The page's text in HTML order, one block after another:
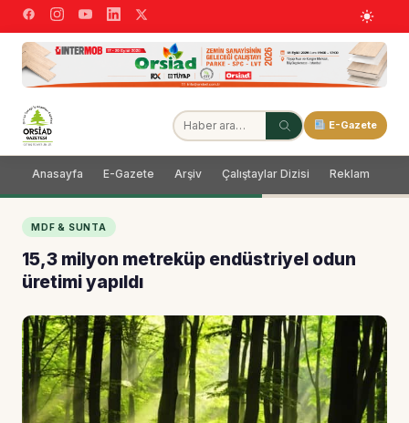
E-Gazete
Anasayfa E-Gazete Arşiv Çalıştaylar Dizisi Reklam
MDF & SUNTA
15,3 milyon metreküp endüstriyel odun
üretimi yapıldı